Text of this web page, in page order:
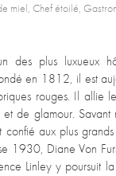
miel, Chef étoilé,
des plus luxueux
en 1812, il est
rouges. Il allie
de glamour.
aux plus
1930, Diane Von
Linley y poursuit la